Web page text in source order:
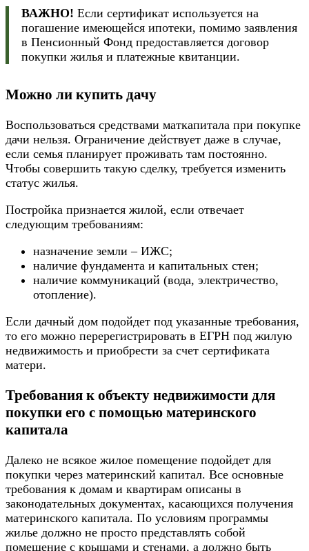
ВАЖНО! Если сертификат используется на
погашение имеющейся ипотеки, помимо заявления
в Пенсионный Фонд предоставляется договор
покупки жилья и платежные квитанции.
Можно ли купить дачу
Воспользоваться средствами маткапитала при покупке
дачи нельзя. Ограничение действует даже в случае,
если семья планирует проживать там постоянно.
Чтобы совершить такую сделку, требуется изменить
статус жилья.
Постройка признается жилой, если отвечает
следующим требованиям:
назначение земли – ИЖС;
наличие фундамента и капитальных стен;
наличие коммуникаций (вода, электричество,
отопление).
Если дачный дом подойдет под указанные требования,
то его можно перерегистрировать в ЕГРН под жилую
недвижимость и приобрести за счет сертификата
матери.
Требования к объекту недвижимости для
покупки его с помощью материнского
капитала
Далеко не всякое жилое помещение подойдет для
покупки через материнский капитал. Все основные
требования к домам и квартирам описаны в
законодательных документах, касающихся получения
материнского капитала. По условиям программы
жилье должно не просто представлять собой
помещение с крышами и стенами, а должно быть